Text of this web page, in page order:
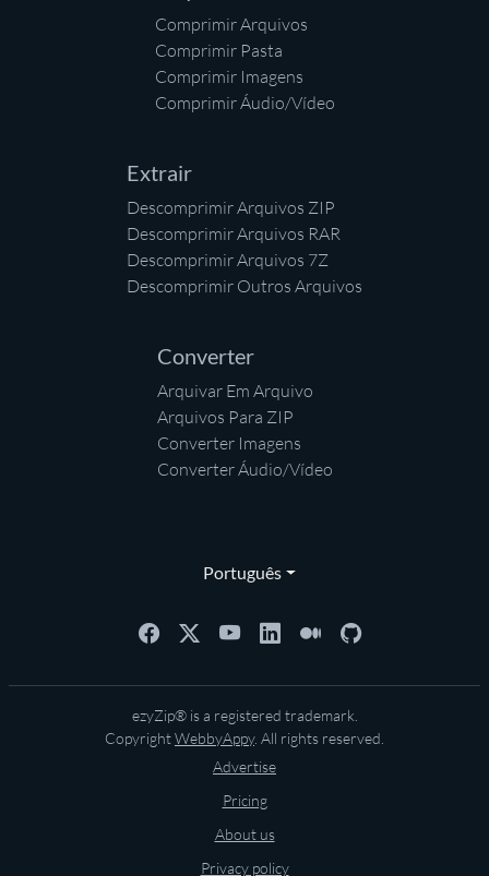
Comprimir Arquivos
Comprimir Pasta
Comprimir Imagens
Comprimir Áudio/Vídeo
Extrair
Descomprimir Arquivos ZIP
Descomprimir Arquivos RAR
Descomprimir Arquivos 7Z
Descomprimir Outros Arquivos
Converter
Arquivar Em Arquivo
Arquivos Para ZIP
Converter Imagens
Converter Áudio/Vídeo
Português
ezyZip® is a registered trademark.
CopyrightWebbyAppy. All rights reserved.
Advertise
Pricing
About us
Privacy policy